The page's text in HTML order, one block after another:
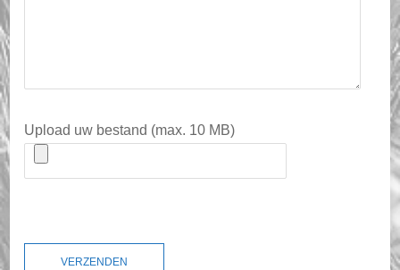
Upload uw bestand (max. 10 MB)